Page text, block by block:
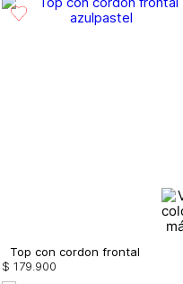
Top con cordon frontal
$ 179 900